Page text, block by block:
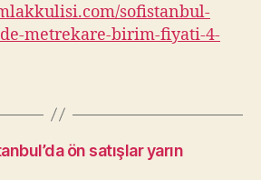
sofistanbul-
metrekare-birim-fiyati-4-
ön satışlar yarın